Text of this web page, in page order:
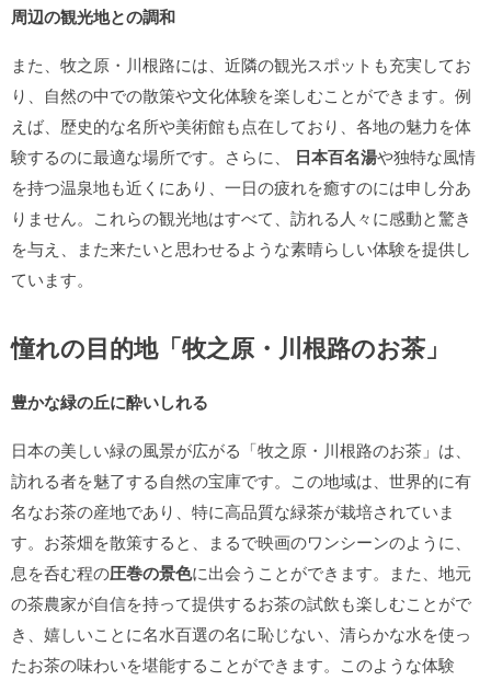
周辺の観光地との調和
また、牧之原・川根路には、近隣の観光スポットも充実してお
り、自然の中での散策や文化体験を楽しむことができます。例
えば、歴史的な名所や美術館も点在しており、各地の魅力を体
験するのに最適な場所です。さらに、 日本百名湯や独特な風情
を持つ温泉地も近くにあり、一日の疲れを癒すのには申し分あ
りません。これらの観光地はすべて、訪れる人々に感動と驚き
を与え、また来たいと思わせるような素晴らしい体験を提供し
ています。
憧れの目的地「牧之原・川根路のお茶」
豊かな緑の丘に酔いしれる
日本の美しい緑の風景が広がる「牧之原・川根路のお茶」は、
訪れる者を魅了する自然の宝庫です。この地域は、世界的に有
名なお茶の産地であり、特に高品質な緑茶が栽培されていま
す。お茶畑を散策すると、まるで映画のワンシーンのように、
息を呑む程の圧巻の景色に出会うことができます。また、地元
の茶農家が自信を持って提供するお茶の試飲も楽しむことがで
き、嬉しいことに名水百選の名に恥じない、清らかな水を使っ
たお茶の味わいを堪能することができます。このような体験